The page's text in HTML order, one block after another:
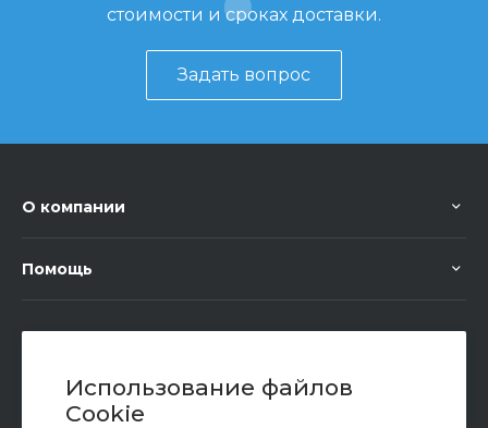
Использование файлов
Cookie
стоимости и сроках доставки.
Задать вопрос
О компании
Помощь